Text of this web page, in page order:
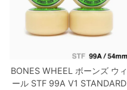
BONES WHEEL ボーンズ ウィ
ール STF 99A V1 STANDARD
8.8inch
8.9inch
9.0inch以上
8.9inch
9.0inch以上
75mm
110mm
29.5cm
30cm